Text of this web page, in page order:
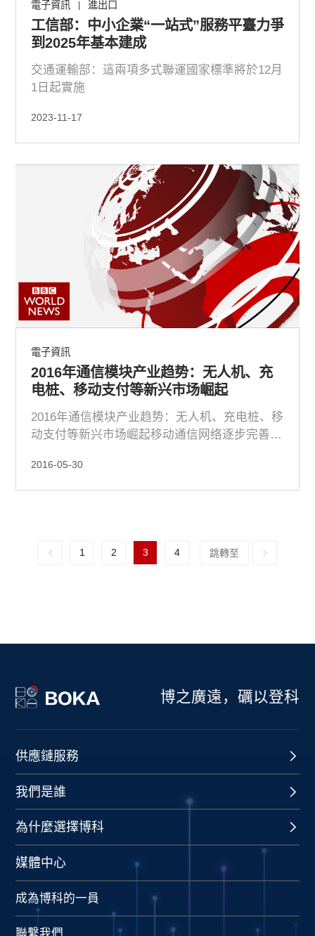
電子資訊 進出口
工信部：中小企業“一站式”服務平臺力爭
到2025年基本建成
交通運輸部：這兩項多式聯運國家標準將於12月
1日起實施
2023-11-17
電子資訊
2016年通信模块产业趋势：无人机、充
电桩、移动支付等新兴市场崛起
2016年通信模块产业趋势：无人机、充电桩、移
动支付等新兴市场崛起移动通信网络逐步完善，
2016-05-30
1 2 3 4
博之廣遠，礪以登科
供應鏈服務
我們是誰
為什麼選擇博科
媒體中心
成為博科的一員